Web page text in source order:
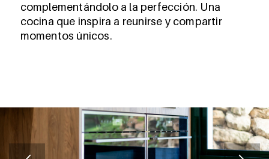
complementándolo a la perfección. Una
cocina que inspira a reunirse y compartir
momentos únicos.